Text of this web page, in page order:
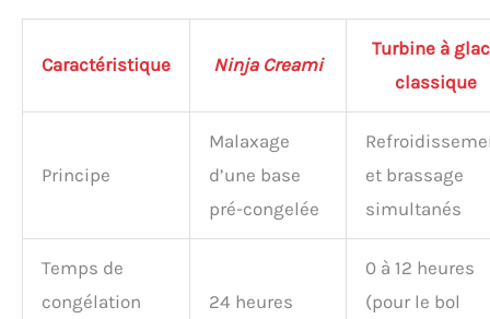
Caractéristique Ninja Creami
Turbine à
classique
Principe
Malaxage
d’une base
pré-congelée
et brassage
simultanés
Temps de
congélation
24 heures
0 à 12 heures
(pour le bol